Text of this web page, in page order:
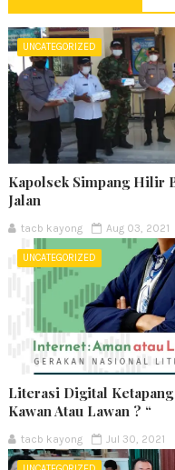
UNCATEGORIZED
Kapolsek Simpang Hilir
Jalan
tacb kayong Aug 03, 2021
UNCATEGORIZED
Literasi Digital
Kawan Atau Lawan ? “
tacb kayong Jul 30, 2021